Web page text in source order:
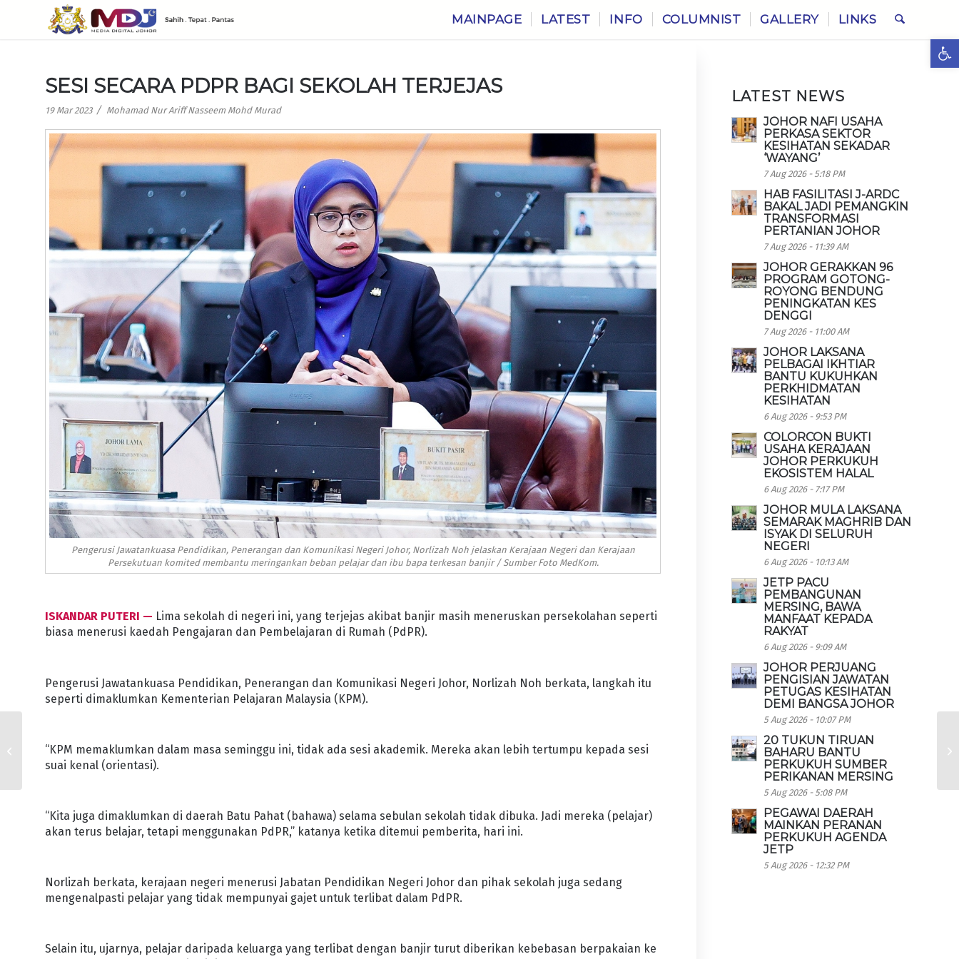
MAINPAGE LATEST INFO COLUMNIST GALLERY LINKS
SESI SECARA PDPR BAGI SEKOLAH TERJEJAS
19 Mar 2023 / Mohamad Nur Ariff Nasseem Mohd Murad
Pengerusi Jawatankuasa Pendidikan, Penerangan dan Komunikasi Negeri Johor, Norlizah Noh jelaskan Kerajaan Negeri dan Kerajaan
Persekutuan komited membantu meringankan beban pelajar dan ibu bapa terkesan banjir / Sumber Foto MedKom.
ISKANDAR PUTERI — Lima sekolah di negeri ini, yang terjejas akibat banjir masih meneruskan persekolahan seperti
biasa menerusi kaedah Pengajaran dan Pembelajaran di Rumah (PdPR).
Pengerusi Jawatankuasa Pendidikan, Penerangan dan Komunikasi Negeri Johor, Norlizah Noh berkata, langkah itu
seperti dimaklumkan Kementerian Pelajaran Malaysia (KPM).
“KPM memaklumkan dalam masa seminggu ini, tidak ada sesi akademik. Mereka akan lebih tertumpu kepada sesi
suai kenal (orientasi).
“Kita juga dimaklumkan di daerah Batu Pahat (bahawa) selama sebulan sekolah tidak dibuka. Jadi mereka (pelajar)
akan terus belajar, tetapi menggunakan PdPR,” katanya ketika ditemui pemberita, hari ini.
Norlizah berkata, kerajaan negeri menerusi Jabatan Pendidikan Negeri Johor dan pihak sekolah juga sedang
mengenalpasti pelajar yang tidak mempunyai gajet untuk terlibat dalam PdPR.
Selain itu, ujarnya, pelajar daripada keluarga yang terlibat dengan banjir turut diberikan kebebasan berpakaian ke
LATEST NEWS
JOHOR NAFI USAHA
PERKASA SEKTOR
KESIHATAN SEKADAR
‘WAYANG’
7 Aug 2026 - 5:18 PM
HAB FASILITASI J-ARDC
BAKAL JADI PEMANGKIN
TRANSFORMASI
PERTANIAN JOHOR
7 Aug 2026 - 11:39 AM
JOHOR GERAKKAN 96
PROGRAM GOTONG-
ROYONG BENDUNG
PENINGKATAN KES
DENGGI
7 Aug 2026 - 11:00 AM
JOHOR LAKSANA
PELBAGAI IKHTIAR
BANTU KUKUHKAN
PERKHIDMATAN
KESIHATAN
6 Aug 2026 - 9:53 PM
COLORCON BUKTI
USAHA KERAJAAN
JOHOR PERKUKUH
EKOSISTEM HALAL
6 Aug 2026 - 7:17 PM
JOHOR MULA LAKSANA
SEMARAK MAGHRIB DAN
ISYAK DI SELURUH
NEGERI
6 Aug 2026 - 10:13 AM
JETP PACU
PEMBANGUNAN
MERSING, BAWA
MANFAAT KEPADA
RAKYAT
6 Aug 2026 - 9:09 AM
JOHOR PERJUANG
PENGISIAN JAWATAN
PETUGAS KESIHATAN
DEMI BANGSA JOHOR
5 Aug 2026 - 10:07 PM
20 TUKUN TIRUAN
BAHARU BANTU
PERKUKUH SUMBER
PERIKANAN MERSING
5 Aug 2026 - 5:08 PM
PEGAWAI DAERAH
MAINKAN PERANAN
PERKUKUH AGENDA
JETP
5 Aug 2026 - 12:32 PM
TERIMA RM296.4 JUTA
BAIK PULIH JALAN
NEGERI, PERSEKUTUAN